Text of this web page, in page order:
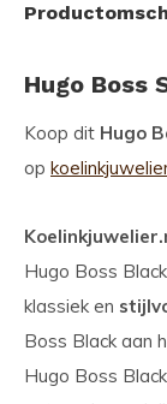
Hugo Boss
Koop dit Hugo
op
Hugo Boss
klassiek en
Boss Black aan
Hugo Boss